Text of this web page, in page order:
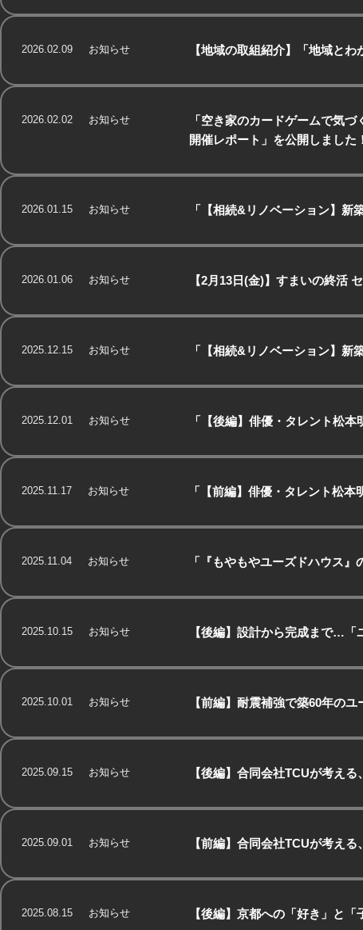
【地域の取組紹介】「地域と
2026.02.09 お知らせ
「空き家のカードゲームで気
開催レポート」を公開しました！
2026.02.02 お知らせ
「【相続&リノベーション】
2026.01.15 お知らせ
【2月13日(金)】すまいの終活
2026.01.06 お知らせ
「【相続&リノベーション】
2025.12.15 お知らせ
「【後編】俳優・タレント松
2025.12.01 お知らせ
「【前編】俳優・タレント松
2025.11.17 お知らせ
「『もやもやユーズドハウス
2025.11.04 お知らせ
【後編】設計から完成まで…
2025.10.15 お知らせ
【前編】耐震補強で築60年の
2025.10.01 お知らせ
【後編】合同会社TCUが考え
2025.09.15 お知らせ
【前編】合同会社TCUが考え
2025.09.01 お知らせ
【後編】京都への「好き」と
2025.08.15 お知らせ